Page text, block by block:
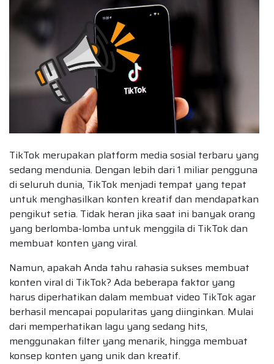
TikTok merupakan platform media sosial terbaru yang
sedang mendunia. Dengan lebih dari 1 miliar pengguna
di seluruh dunia, TikTok menjadi tempat yang tepat
untuk menghasilkan konten kreatif dan mendapatkan
pengikut setia. Tidak heran jika saat ini banyak orang
yang berlomba-lomba untuk menggila di TikTok dan
membuat konten yang viral.
Namun, apakah Anda tahu rahasia sukses membuat
konten viral di TikTok? Ada beberapa faktor yang
harus diperhatikan dalam membuat video TikTok agar
berhasil mencapai popularitas yang diinginkan. Mulai
dari memperhatikan lagu yang sedang hits,
menggunakan filter yang menarik, hingga membuat
konsep konten yang unik dan kreatif.